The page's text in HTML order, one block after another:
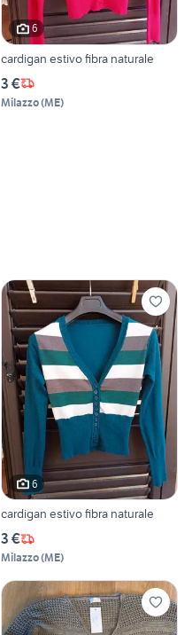
6
cardigan estivo fibra naturale
3 €
Milazzo(ME)
6
cardigan estivo fibra naturale
3 €
Milazzo(ME)